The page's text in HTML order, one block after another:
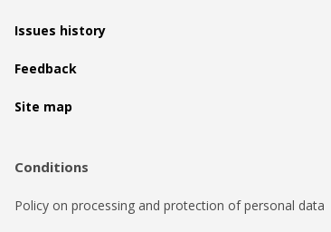
Issues history
Feedback
Site map
Conditions
Policy on processing and protection of personal data